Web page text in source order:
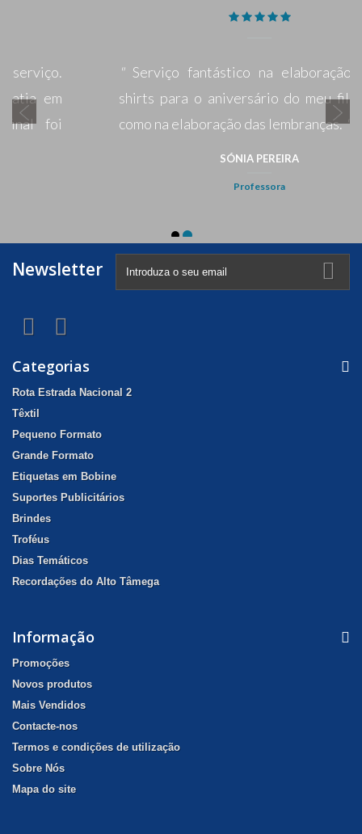
Newsletter
Categorias
Rota Estrada Nacional 2
Têxtil
Pequeno Formato
Grande Formato
Etiquetas em Bobine
Suportes Publicitários
Brindes
Troféus
Dias Temáticos
Recordações do Alto Tâmega
Informação
Promoções
Novos produtos
Mais Vendidos
Contacte-nos
Termos e condições de utilização
Sobre Nós
Mapa do site